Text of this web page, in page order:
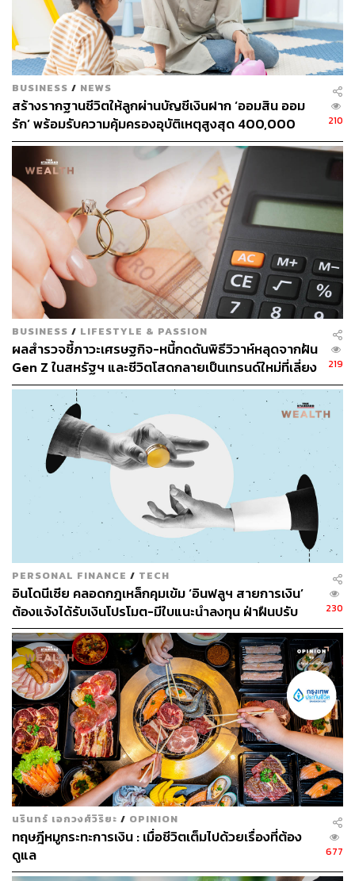
711
ABOUT THE AUTHOR
วาราดา ทองจำนงค์
Content Creator สำนักข่าว THE
STANDARD WEALTH
BUSINESS / NEWS
สร้างรากฐานชีวิตให้ลูกผ่านบัญชีเงินฝาก ‘ออมสิน ออม
รัก’ พร้อมรับความคุ้มครองอุบัติเหตุสูงสุด 400,000
บาท ดอกเบี้ยรับเต็ม ไม่เสียภาษี [Advertorial]
210
BUSINESS / LIFESTYLE & PASSION
ผลสำรวจชี้ภาวะเศรษฐกิจ-หนี้กดดันพิธีวิวาห์หลุดจากฝัน
Gen Z ในสหรัฐฯ และชีวิตโสดกลายเป็นเทรนด์ใหม่ที่เลี่ยง
ไม่ได้
219
PERSONAL FINANCE / TECH
อินโดนีเซีย คลอดกฎเหล็กคุมเข้ม ‘อินฟลูฯ สายการเงิน’
ต้องแจ้งได้รับเงินโปรโมต-มีใบแนะนำลงทุน ฝ่าฝืนปรับ
สูงสุด 27.9 ล้านบาท
230
นรินทร์ เอกวงศ์วิริยะ / OPINION
ทฤษฎีหมูกระทะการเงิน : เมื่อชีวิตเต็มไปด้วยเรื่องที่ต้อง
ดูแล
677